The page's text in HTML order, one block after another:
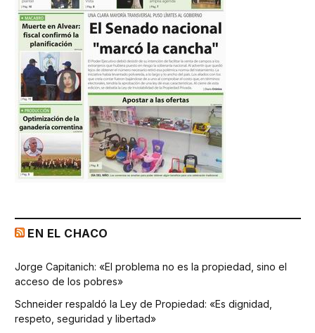
EN EL CHACO
Jorge Capitanich: «El problema no es la propiedad, sino el
acceso de los pobres»
Schneider respaldó la Ley de Propiedad: «Es dignidad,
respeto, seguridad y libertad»